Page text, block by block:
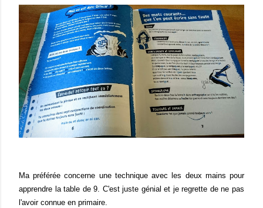
Ma préférée concerne une technique avec les deux mains pour
apprendre la table de 9. C'est juste génial et je regrette de ne pas
l'avoir connue en primaire.